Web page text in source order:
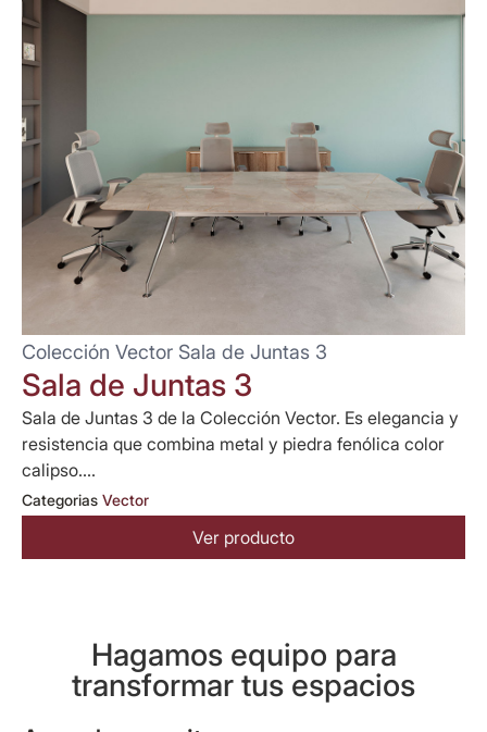
Colección Vector Sala de Juntas 3
Sala de Juntas 3
Sala de Juntas 3 de la Colección Vector. Es elegancia y
resistencia que combina metal y piedra fenólica color
calipso....
Categorias Vector
Ver producto
Hagamos equipo para
transformar tus espacios